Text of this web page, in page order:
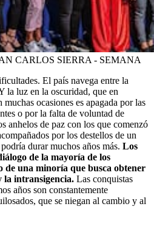
CARLOS SIERRA - SEMANA
El país navega entre la
la luz en la oscuridad, que en
muchas ocasiones es apagada por las
o por la falta de voluntad de
anhelos de paz con los que comenzó
por los destellos de un
durar muchos años más. Los
de la mayoría de los
de una minoría que busca obtener
la intransigencia. Las conquistas
años son constantemente
que se niegan al cambio y al